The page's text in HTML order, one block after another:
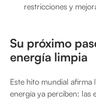
restricciones y
Su próximo
energía limpia
Este hito mundial afirma
energía ya perciben: las